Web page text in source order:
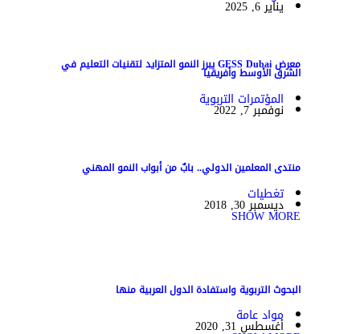
يناير 6, 2025
معرض GESS Dubai يبرز النمو المتزايد لتقنيات التعليم فيالشرق الأوسط وأفريقيا
المؤتمرات التربوية
نوفمبر 7, 2022
منتدى المعلمين الدولي.. بابٌ من أبواب النمو المهني
تغطيات
ديسمبر 30, 2018
SHOW MORE
البحوث التربوية واستفادة الدول العربية منها
مواد عامة
أغسطس 31, 2020